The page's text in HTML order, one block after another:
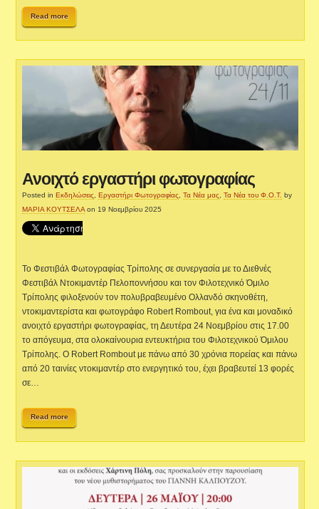
Read more
Ανοιχτό εργαστήρι φωτογραφίας
Posted in Εκδηλώσεις, Εργαστήρι Φωτογραφίας,Τα Νέα μας,Τα Νέα του Φ.Ο.Τ. by
ΜΑΡΙΑ ΚΟΥΤΣΕΛΑ on 19 Νοεμβρίου 2025
Το Φεστιβάλ Φωτογραφίας Τρίπολης σε συνεργασία με το Διεθνές
Φεστιβάλ Ντοκιμαντέρ Πελοποννήσου και τον Φιλοτεχνικό Όμιλο
Τρίπολης φιλοξενούν τον πολυβραβευμένο Ολλανδό σκηνοθέτη,
ντοκιμαντερίστα και φωτογράφο Robert Rombout, για ένα και μοναδικό
ανοιχτό εργαστήρι φωτογραφίας, τη Δευτέρα 24 Νοεμβρίου στις 17.00
το απόγευμα, στα ολοκαίνουρια εντευκτήρια του Φιλοτεχνικού Όμιλου
Τρίπολης. Ο Robert Rombout με πάνω από 30 χρόνια πορείας και πάνω
από 20 ταινίες ντοκιμαντέρ στο ενεργητικό του, έχει βραβευτεί 13 φορές
σε…
Read more